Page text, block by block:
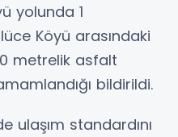
yolunda 1
Köyü arasındaki
metrelik asfalt
bildirildi.
ulaşım standardını